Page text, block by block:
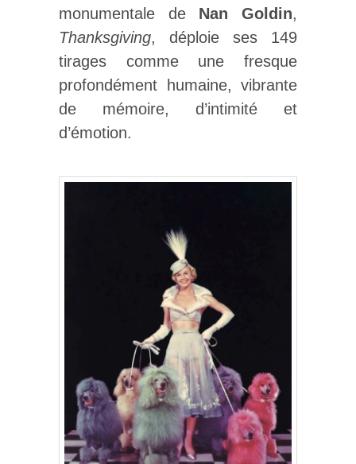
monumentale de Nan Goldin,
Thanksgiving, déploie ses 149
tirages comme une fresque
profondément humaine, vibrante
de mémoire, d’intimité et
d’émotion.